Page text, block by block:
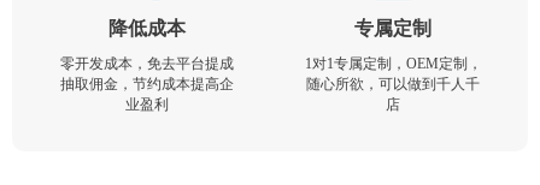
降低成本
零开发成本，免去平台提成
抽取佣金，节约成本提高企
业盈利
专属定制
1对1专属定制，OEM定制，
随心所欲，可以做到千人千
店